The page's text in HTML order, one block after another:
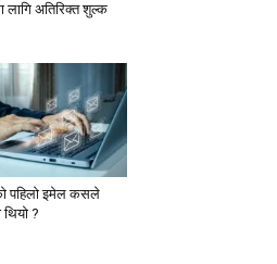
अतिरिक्त शुल्क
पहिलो इमेल कसले
थियो ?